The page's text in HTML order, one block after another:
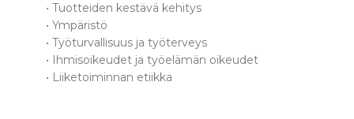
• Tuotteiden kestävä kehitys
• Ympäristö
• Työturvallisuus ja työterveys
• Ihmisoikeudet ja työelämän oikeudet
• Liiketoiminnan etiikka